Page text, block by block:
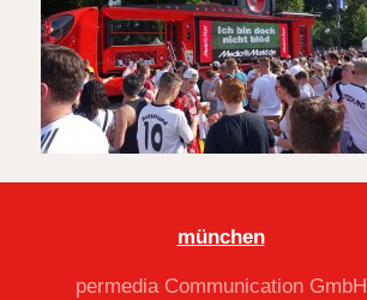
münchen
permedia Communication GmbH